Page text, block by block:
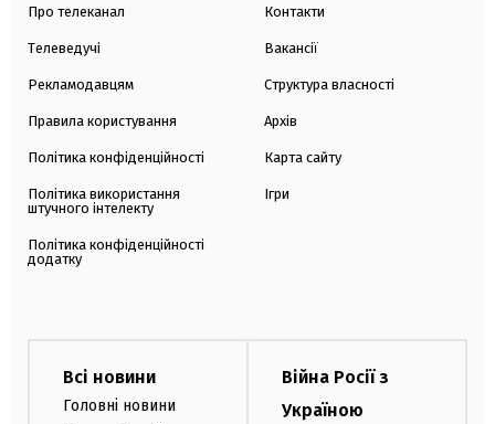
Про телеканал
Телеведучі
Рекламодавцям
Правила користування
Політика конфіденційності
Політика використання
штучного інтелекту
Політика конфіденційності
додатку
Контакти
Вакансії
Структура власності
Архів
Карта сайту
Ігри
Всі новини
Головні новини
Війна Росії з
Україною